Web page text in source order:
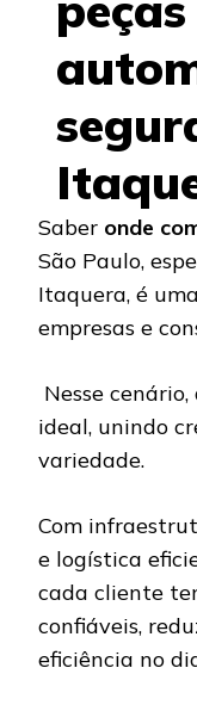
Saber onde
São Paulo,
Itaquera, é
empresas e
Nesse
ideal, unindo
variedade.
Com
e logística
cada cliente
confiáveis,
eficiência no